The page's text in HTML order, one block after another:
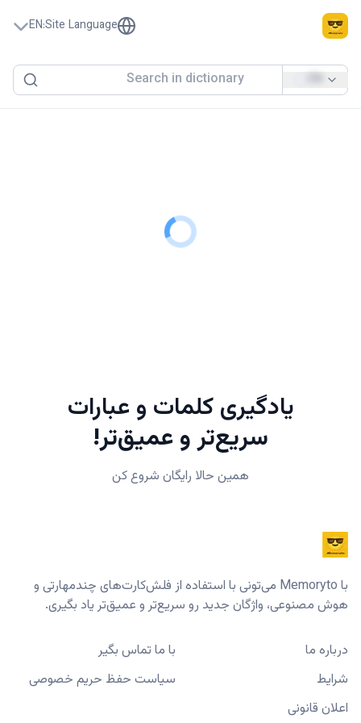
Site Language
:
EN
یادگیری کلمات و عبارات
سریع‌تر و عمیق‌تر!
همین حالا رایگان شروع کن
با Memoryto می‌تونی با استفاده از فلش‌کارت‌های چندمهارتی و
هوش مصنوعی، واژگان جدید رو سریع‌تر و عمیق‌تر یاد بگیری.
درباره ما
با ما تماس بگیر
شرایط
سیاست حفظ حریم خصوصی
اعلان قانونی